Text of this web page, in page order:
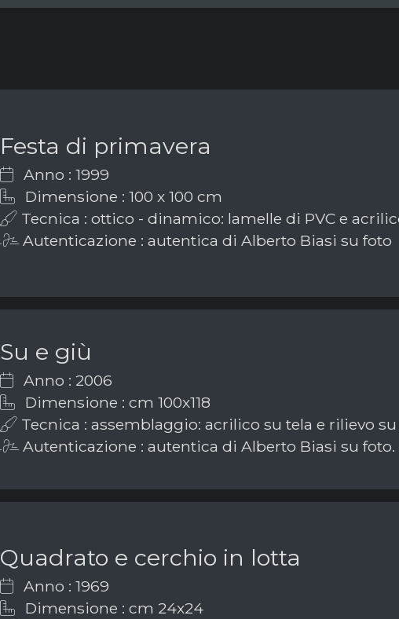
Festa di primavera
Anno : 1999
Dimensione : 100 x 100 cm
Tecnica : ottico - dinamico: lamelle di PVC e
Autenticazione : autentica di Alberto Biasi su foto
Su e giù
Anno : 2006
Dimensione : cm 100x118
Tecnica : assemblaggio: acrilico su tela e rilievo
Autenticazione : autentica di Alberto Biasi su foto.
Quadrato e cerchio in lotta
Anno : 1969
Dimensione : cm 24x24